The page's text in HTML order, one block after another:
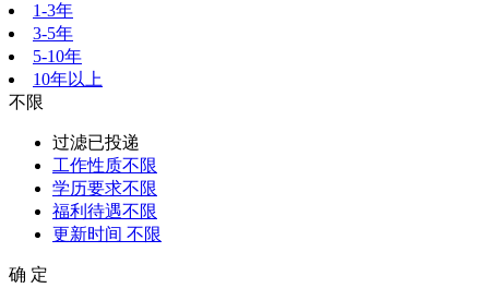
1-3年
3-5年
5-10年
10年以上
不限
过滤已投递
工作性质不限
学历要求不限
福利待遇不限
更新时间 不限
确 定